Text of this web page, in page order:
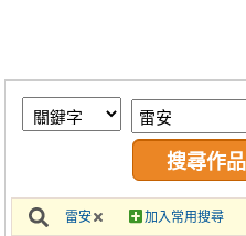
繪圖藝廊
交流中心
攤位轉讓區
會員功能選單
雷安 加入常用搜尋